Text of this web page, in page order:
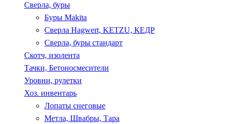
Сверла, буры
Буры Makita
Сверла Hagwert, KETZU, КЕДР
Сверла, буры стандарт
Скотч, изолента
Тачки, Бетоносмесители
Уровни, рулетки
Хоз. инвентарь
Лопаты снеговые
Метла, Швабры, Тара